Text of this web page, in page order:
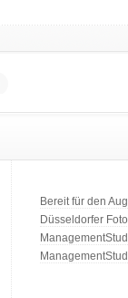
Bereit für den
Düsseldorfer